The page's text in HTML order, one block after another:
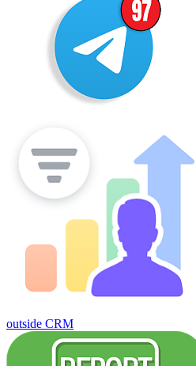
outside CRM